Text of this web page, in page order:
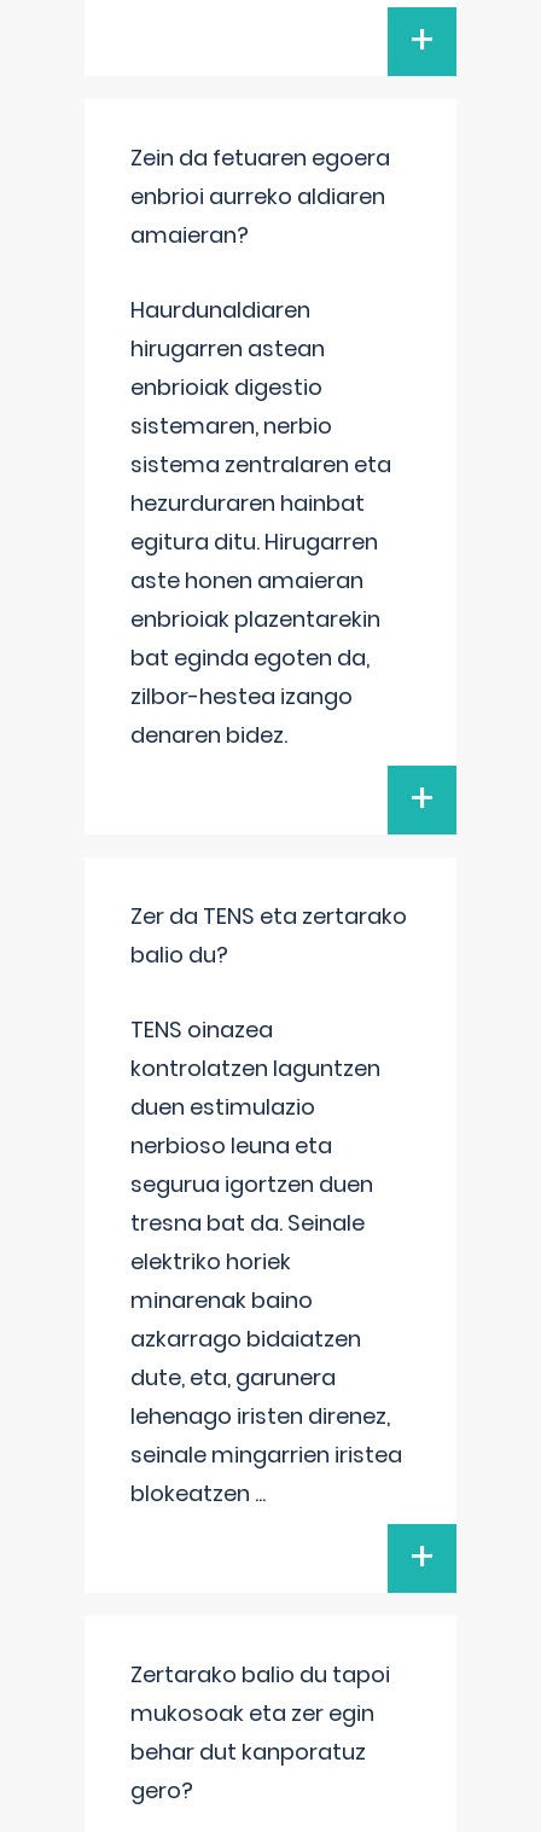
+
Zein da fetuaren egoera
enbrioi aurreko aldiaren
amaieran?
Haurdunaldiaren
hirugarren astean
enbrioiak digestio
sistemaren, nerbio
sistema zentralaren eta
hezurduraren hainbat
egitura ditu. Hirugarren
aste honen amaieran
enbrioiak plazentarekin
bat eginda egoten da,
zilbor-hestea izango
denaren bidez.
+
Zer da TENS eta zertarako
balio du?
TENS oinazea
kontrolatzen laguntzen
duen estimulazio
nerbioso leuna eta
segurua igortzen duen
tresna bat da. Seinale
elektriko horiek
minarenak baino
azkarrago bidaiatzen
dute, eta, garunera
lehenago iristen direnez,
seinale mingarrien iristea
blokeatzen ...
+
Zertarako balio du tapoi
mukosoak eta zer egin
behar dut kanporatuz
gero?